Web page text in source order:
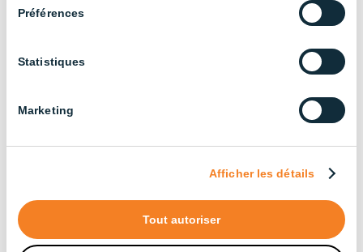
Préférences
Statistiques
Marketing
Afficher les détails
Tout autoriser
Élevage bovin (13)
Élevage de poulets de chair (14)
Élevage de poules pondeuses (13)
Élevage porcin (22)